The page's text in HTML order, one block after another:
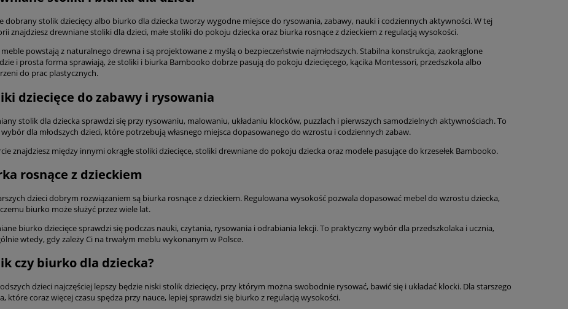
dobrany stolik dziecięcy albo biurko dla dziecka tworzy wygodne miejsce do rysowania, zabawy, nauki i codziennych aktywności. W tej
znajdziesz drewniane stoliki dla dzieci, małe stoliki do pokoju dziecka oraz biurka rosnące z dzieckiem z regulacją wysokości.
meble powstają z naturalnego drewna i są projektowane z myślą o bezpieczeństwie najmłodszych. Stabilna konstrukcja, zaokrąglone
i prosta forma sprawiają, że stoliki i biurka Bambooko dobrze pasują do pokoju dziecięcego, kącika Montessori, przedszkola albo
do prac plastycznych.
dziecięce do zabawy i rysowania
stolik dla dziecka sprawdzi się przy rysowaniu, malowaniu, układaniu klocków, puzzlach i pierwszych samodzielnych aktywnościach. To
dla młodszych dzieci, które potrzebują własnego miejsca dopasowanego do wzrostu i codziennych zabaw.
znajdziesz między innymi okrągłe stoliki dziecięce, stoliki drewniane do pokoju dziecka oraz modele pasujące do krzesełek Bambooko.
rosnące z dzieckiem
dzieci dobrym rozwiązaniem są biurka rosnące z dzieckiem. Regulowana wysokość pozwala dopasować mebel do wzrostu dziecka,
biurko może służyć przez wiele lat.
biurko dziecięce sprawdzi się podczas nauki, czytania, rysowania i odrabiania lekcji. To praktyczny wybór dla przedszkolaka i ucznia,
wtedy, gdy zależy Ci na trwałym meblu wykonanym w Polsce.
czy biurko dla dziecka?
dzieci najczęściej lepszy będzie niski stolik dziecięcy, przy którym można swobodnie rysować, bawić się i układać klocki. Dla starszego
które coraz więcej czasu spędza przy nauce, lepiej sprawdzi się biurko z regulacją wysokości.